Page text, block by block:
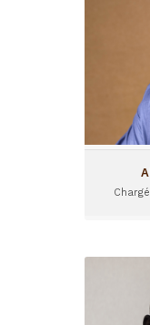
Suivi-